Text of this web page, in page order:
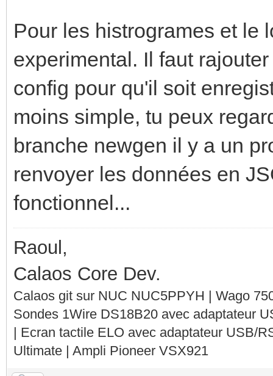
Pour les histrogrames et le
experimental. Il faut
config pour qu'il soit
moins simple, tu peux
branche newgen il y a un
renvoyer les données en
fonctionnel...
Raoul,
Calaos Core Dev.
Calaos git sur NUC NUC5PPYH | Wago
Sondes 1Wire DS18B20 avec adaptateur
| Ecran tactile ELO avec adaptateur USB/
Ultimate | Ampli Pioneer VSX921